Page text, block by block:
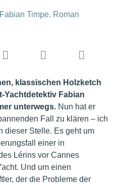
Fabian Timpe, Roman
klassischen Holzketch
Yachtdetektiv Fabian
unterwegs. Nun hat er
Fall zu klären – ich
dieser Stelle. Es geht um
einer in
Lérins vor Cannes
Und um einen
der die Probleme der